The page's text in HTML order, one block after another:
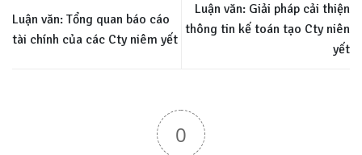
Luận văn: Tổng quan báo cáo
tài chính của các Cty niêm yết
Luận văn: Giải pháp cải thiện
thông tin kế toán tạo Cty niên
yết
0